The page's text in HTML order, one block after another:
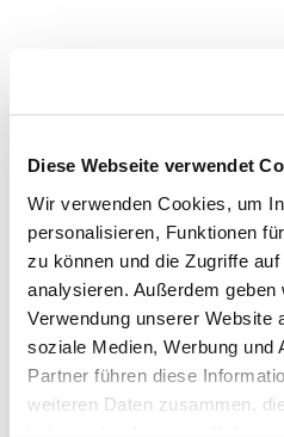
Diese Webseite verwendet
Wir verwenden Cookies, um
personalisieren, Funktionen
zu können und die Zugriffe
analysieren. Außerdem
Verwendung unserer Website
soziale Medien, Werbung und
Partner führen diese
weiteren Daten zusammen,